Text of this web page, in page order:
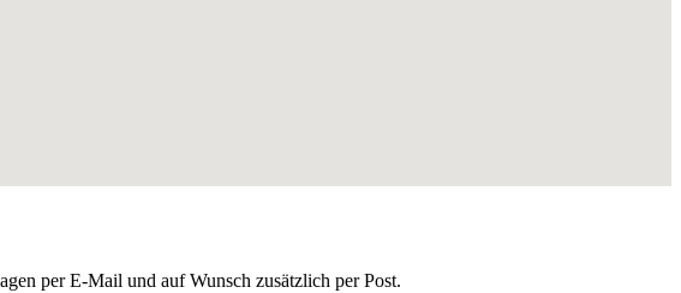
per E-Mail und auf Wunsch zusätzlich per Post.